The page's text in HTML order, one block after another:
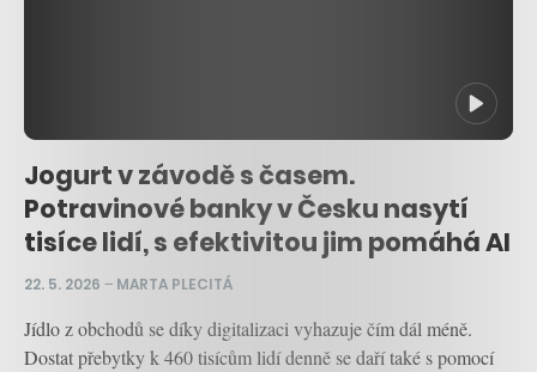
Jogurt v závodě s časem.
Potravinové banky v Česku nasytí
tisíce lidí, s efektivitou jim pomáhá AI
22. 5. 2026 – MARTA PLECITÁ
Jídlo z obchodů se díky digitalizaci vyhazuje čím dál méně.
Dostat přebytky k 460 tisícům lidí denně se daří také s pomocí